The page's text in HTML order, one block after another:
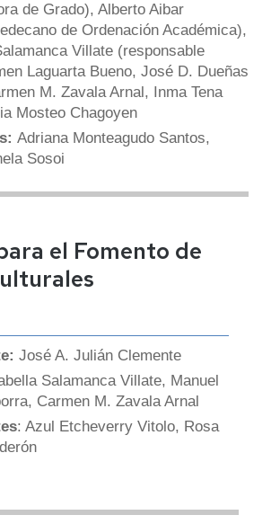
de Grado), Alberto Aibar
de Ordenación Académica),
Villate (responsable
Laguarta Bueno, José D. Dueñas
M. Zavala Arnal, Inma Tena
Mosteo Chagoyen
Adriana Monteagudo Santos,
Sosoi
el Fomento de
José A. Julián Clemente
Salamanca Villate, Manuel
Carmen M. Zavala Arnal
: Azul Etcheverry Vitolo, Rosa